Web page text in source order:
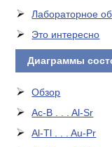
Лабораторное
Это интересно
Диаграммы
Обзор
Ac-B . . . Al-Sr
Al-Tl . . . Au-Pr